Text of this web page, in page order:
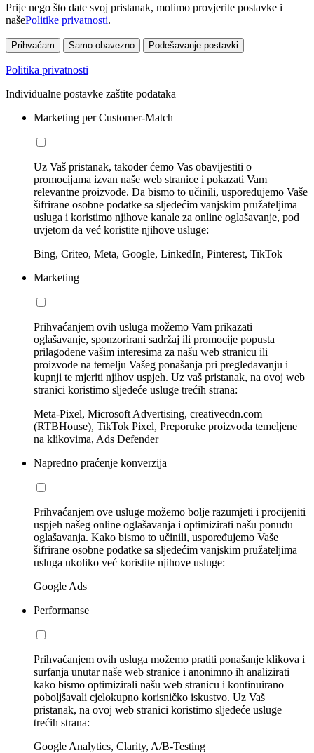
Prije nego što date svoj pristanak, molimo provjerite postavke i
našePolitike privatnosti.
Prihvaćam Samo obavezno Podešavanje postavki
Politika privatnosti
Individualne postavke zaštite podataka
Marketing per Customer-Match
Uz Vaš pristanak, također ćemo Vas obavijestiti o
promocijama izvan naše web stranice i pokazati Vam
relevantne proizvode. Da bismo to učinili, uspoređujemo Vaše
šifrirane osobne podatke sa sljedećim vanjskim pružateljima
usluga i koristimo njihove kanale za online oglašavanje, pod
uvjetom da već koristite njihove usluge:
Bing, Criteo, Meta, Google, LinkedIn, Pinterest, TikTok
Marketing
Prihvaćanjem ovih usluga možemo Vam prikazati
oglašavanje, sponzorirani sadržaj ili promocije popusta
prilagođene vašim interesima za našu web stranicu ili
proizvode na temelju Vašeg ponašanja pri pregledavanju i
kupnji te mjeriti njihov uspjeh. Uz vaš pristanak, na ovoj web
stranici koristimo sljedeće usluge trećih strana:
Meta-Pixel, Microsoft Advertising, creativecdn.com
(RTBHouse), TikTok Pixel, Preporuke proizvoda temeljene
na klikovima, Ads Defender
Napredno praćenje konverzija
Prihvaćanjem ove usluge možemo bolje razumjeti i procijeniti
uspjeh našeg online oglašavanja i optimizirati našu ponudu
oglašavanja. Kako bismo to učinili, uspoređujemo Vaše
šifrirane osobne podatke sa sljedećim vanjskim pružateljima
usluga ukoliko već koristite njihove usluge:
Google Ads
Performanse
Prihvaćanjem ovih usluga možemo pratiti ponašanje klikova i
surfanja unutar naše web stranice i anonimno ih analizirati
kako bismo optimizirali našu web stranicu i kontinuirano
poboljšavali cjelokupno korisničko iskustvo. Uz Vaš
pristanak, na ovoj web stranici koristimo sljedeće usluge
trećih strana:
Google Analytics, Clarity, A/B-Testing